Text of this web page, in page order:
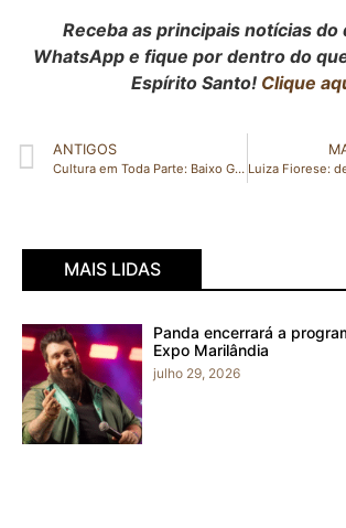
Receba as principais notícias do
WhatsApp e fique por dentro do
Espírito Santo! Clique
ANTIGOS
Cultura em Toda Parte: Baixo Guandu recebeu diversas atrações culturais gratuitas no fim de semana
MAIS LIDAS
Panda encerrará a
Expo Marilândia
julho 29, 2026